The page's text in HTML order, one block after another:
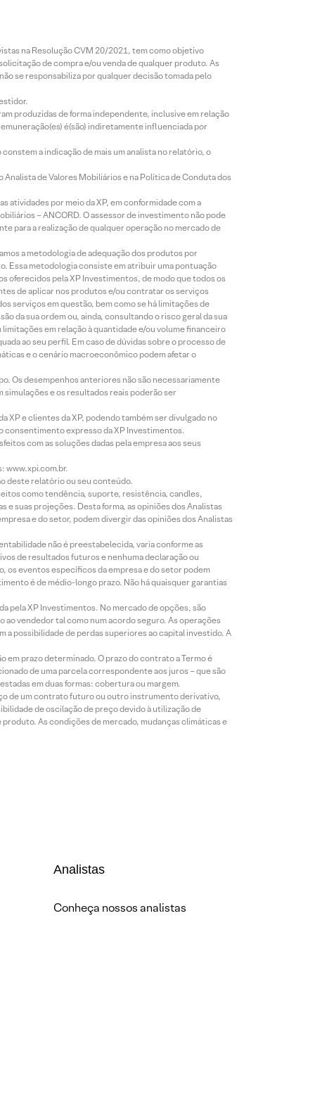
na Resolução CVM 20/2021, tem como objetivo
de compra e/ou venda de qualquer produto. As
se responsabiliza por qualquer decisão tomada pelo
produzidas de forma independente, inclusive em relação
é(são) indiretamente influenciada por
a indicação de mais um analista no relatório, o
de Valores Mobiliários e na Política de Conduta dos
atividades por meio da XP, em conformidade com a
– ANCORD. O assessor de investimento não pode
para a realização de qualquer operação no mercado de
a metodologia de adequação dos produtos por
Essa metodologia consiste em atribuir uma pontuação
oferecidos pela XP Investimentos, de modo que todos os
de aplicar nos produtos e/ou contratar os serviços
serviços em questão, bem como se há limitações de
da sua ordem ou, ainda, consultando o risco geral da sua
em relação à quantidade e/ou volume financeiro
ao seu perfil. Em caso de dúvidas sobre o processo de
e o cenário macroeconômico podem afetar o
Os desempenhos anteriores não são necessariamente
e os resultados reais poderão ser
e clientes da XP, podendo também ser divulgado no
consentimento expresso da XP Investimentos.
com as soluções dadas pela empresa aos seus
www.xpi.com.br.
deste relatório ou seu conteúdo.
como tendência, suporte, resistência, candles,
e suas projeções. Desta forma, as opiniões dos Analistas
e do setor, podem divergir das opiniões dos Analistas
não é preestabelecida, varia conforme as
de resultados futuros e nenhuma declaração ou
os eventos específicos da empresa e do setor podem
é de médio-longo prazo. Não há quaisquer garantias
pela XP Investimentos. No mercado de opções, são
vendedor tal como num acordo seguro. As operações
possibilidade de perdas superiores ao capital investido. A
em prazo determinado. O prazo do contrato a Termo é
de uma parcela correspondente aos juros – que são
em duas formas: cobertura ou margem.
de um contrato futuro ou outro instrumento derivativo,
de oscilação de preço devido à utilização de
As condições de mercado, mudanças climáticas e
Analistas
Conheça nossos analistas